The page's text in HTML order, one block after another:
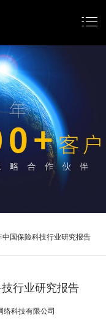
中国保险科技行业研究报告
行业研究报告
络科技有限公司